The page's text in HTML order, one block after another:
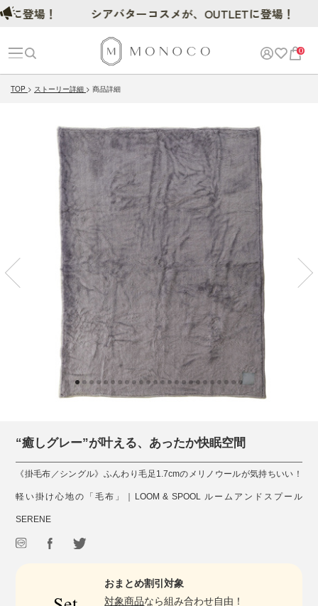
0
TOP ストーリー詳細 商品詳細
“癒しグレー”が叶える、あったか快眠空間
《掛毛布／シングル》ふんわり毛足1.7cmのメリノウールが気持ちいい！
軽い掛け心地の「毛布」｜LOOM & SPOOL ルームアンドスプール
SERENE
おまとめ割引対象
対象商品なら組み合わせ自由！
場！ シアバターコスメが、OUTLETに登場！